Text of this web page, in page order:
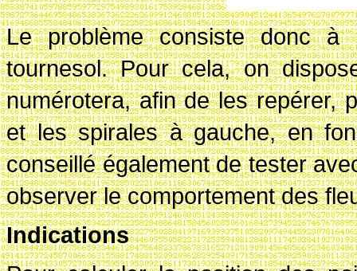
Le problème consiste donc à
tournesol. Pour cela, on
numérotera, afin de les repérer,
et les spirales à gauche, en
conseillé également de tester
observer le comportement des
Indications